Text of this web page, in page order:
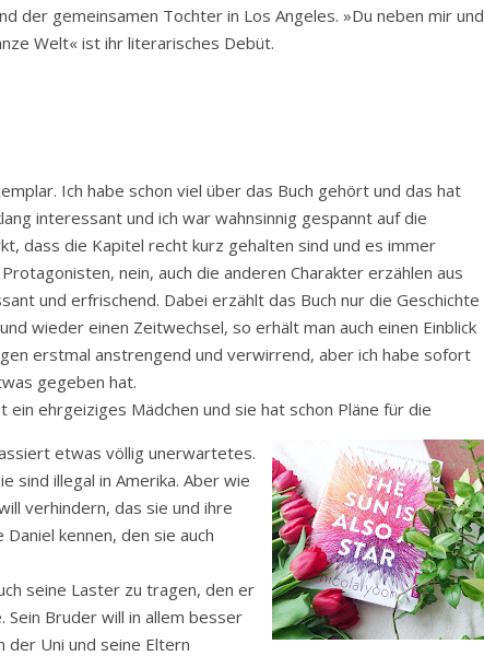
der gemeinsamen Tochter in Los Angeles. »Du neben mir und
Welt« ist ihr literarisches Debüt.
Ich habe schon viel über das Buch gehört und das hat
interessant und ich war wahnsinnig gespannt auf die
dass die Kapitel recht kurz gehalten sind und es immer
nein, auch die anderen Charakter erzählen aus
und erfrischend. Dabei erzählt das Buch nur die Geschichte
wieder einen Zeitwechsel, so erhält man auch einen Einblick
erstmal anstrengend und verwirrend, aber ich habe sofort
gegeben hat.
ehrgeiziges Mädchen und sie hat schon Pläne für die
etwas völlig unerwartetes.
sind illegal in Amerika. Aber wie
verhindern, das sie und ihre
kennen, den sie auch
seine Laster zu tragen, den er
Bruder will in allem besser
der Uni und seine Eltern